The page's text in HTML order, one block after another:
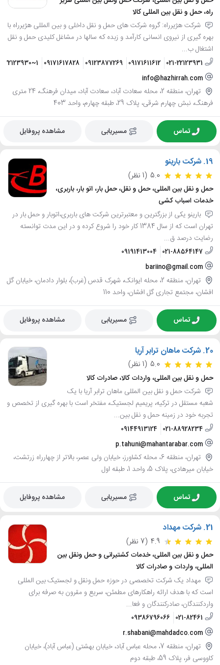
راه، حمل و نقل بین المللی کالا
شرکت هژیرراه: گروه شرکت های حمل و نقل داخلی و بین المللی هژیرراه با
بهره گیری از نیروی انسانی کارآمد و زبده که سالها در مشاغل کلیدی حمل و نقل
اشتغال ب...
021-22123931
09171611612
09123877269
09171617828
22123930~1
info@hazhirrah.com
تهران، منطقه 2، محله سعادت آباد، سعادت آباد، میدان فرهنگ، 24 متری
فرهنگ، نبش چهارم شرقی، پلاک 29، طبقه چهارم، واحد 403
تماس مسیریابی مشاهده پروفایل
19. شرکت بارینو
5.0 (1 نظر)
حمل و نقل بین المللی، حمل و نقل، حمل بار، اتو بار، باربری،
خدمات اسباب کشی
بارینو یکی از بزرگترین و معتبرترین شرکت های باربری،اتوبار و حمل بار در
تهران است که از سال 1384 کار خود را شروع کرده و در این مدت توانسته
رضایت درصد ق...
021-88564147
09191413004
bariino@gmail.com
تهران، منطقه 2، محله ایوانک، شهرک قدس (غرب)، بلوار دادمان، خیابان گل
افشان، مجتمع تجاری گل افشان، واحد 110
تماس مسیریابی مشاهده پروفایل
20. شرکت ماهان ترابر آریا
5.0 (1 نظر)
حمل و نقل بین المللی، واردات کالا، صادرات کالا
شرکت حمل و نقل بین المللی ماهان ترابر آریا با یک
شعبه مستقل در ترکیه، پریمیم لجستیک، مفتخر است با بهره گیری از تخصص و
تجربه خود در زمینه حمل و نقل بین...
021-88928234
09144913124
p.tahuni@mahantarabar.com
تهران، منطقه 6، محله کشاورز، خیابان ولی عصر، بالاتر از چهارراه زرتشت،
خیابان میرهادی، پلاک 5، واحد 1، طبقه اول
تماس مسیریابی مشاهده پروفایل
21. شرکت مهداد
4.9 (7 نظر)
حمل و نقل بین المللی، خدمات کشتیرانی و حمل ونقل بین
المللی، واردات و صادرات کالا
مهداد یک شرکت تخصصی در حوزه حمل ونقل و لجستیک بین المللی
است که با هدف ارائه راهکارهای مطمئن، سریع و مقرون به صرفه برای
واردکنندگان، صادرکنندگان و فعا...
021-82461
09386796066
r.shabani@mahdadco.com
تهران، منطقه 7، محله عباس آباد، خیابان بهشتی (عباس آباد)، خیابان
کاووسی فر، پلاک 59، طبقه دوم